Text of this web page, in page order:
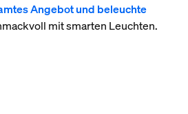
Angebot und beleuchte
mit smarten Leuchten.